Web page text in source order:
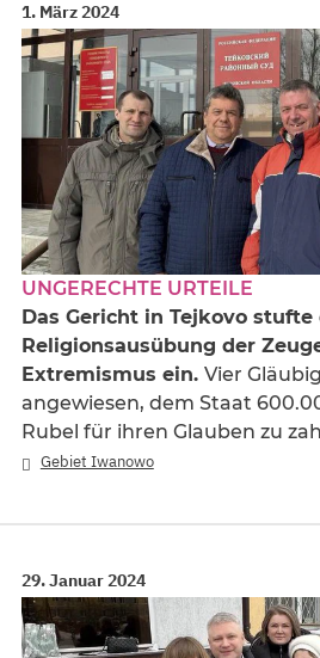
1. März 2024
UNGERECHTE URTEILE
Das Gericht in Tejkovo
Religionsausübung der
Extremismus ein. Vier
angewiesen, dem Staat
Rubel für ihren Glauben zu
Gebiet Iwanowo
29. Januar 2024